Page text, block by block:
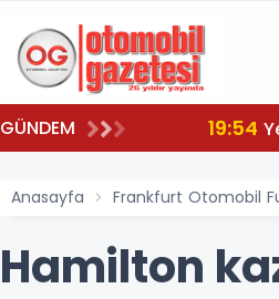
GÜNDEM 19:54
Anasayfa Frankfurt Otomobil
Hamilton